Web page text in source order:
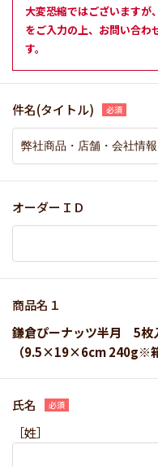
大変恐縮ではございます
をご入力の上、お問い合わ
す。
件名(タイトル)
オーダーＩＤ
商品名１
鎌倉ぴーナッツ半月 5枚
（9.5×19×6cm 240g※箱
氏名
［姓］